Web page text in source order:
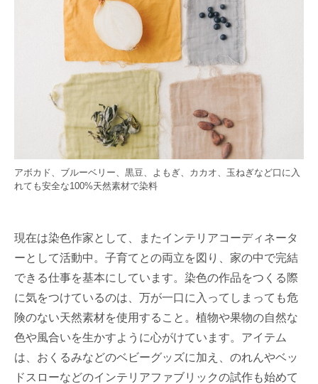
アボカド、ブルーベリー、黒豆、よもぎ、カカオ、玉ねぎなど口に入
れても安全な100%天然素材で染料
現在は染色作家として、またインテリアコーディネータ
ーとして活動中。子育てとの両立を図り、家の中で完結
できる仕事を基本にしています。染色の作品をつくる際
に気をつけているのは、万が一口に入ってしまっても危
険のない天然素材を使用すること。植物や果物の自然な
色や風合いを生かすように心がけています。アイテム
は、おくるみなどのベビーグッズに加え、のれんやベッ
ドスローなどのインテリアファブリックの試作も始めて